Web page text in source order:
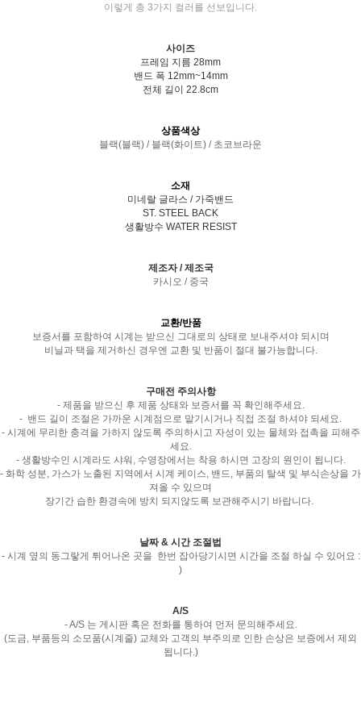
이렇게 총 3가지 컬러를 선보입니다.
사이즈
프레임 지름 28mm
밴드 폭 12mm~14mm
전체 길이 22.8cm
상품색상
블랙(블랙) / 블랙(화이트) / 초코브라운
소재
미네랄 글라스 / 가죽밴드
ST. STEEL BACK
생활방수 WATER RESIST
제조자 / 제조국
카시오 / 중국
교환/반품
보증서를 포함하여 시계는 받으신 그대로의 상태로 보내주셔야 되시며
비닐과 택을 제거하신 경우엔 교환 및 반품이 절대 불가능합니다.
구매전 주의사항
- 제품을 받으신 후 제품 상태와 보증서를 꼭 확인해주세요.
- 밴드 길이 조절은 가까운 시계점으로 맡기시거나 직접 조절 하셔야 되세요.
- 시계에 무리한 충격을 가하지 않도록 주의하시고 자성이 있는 물체와 접촉을 피해주
세요.
- 생활방수인 시계라도 샤워, 수영장에서는 착용 하시면 고장의 원인이 됩니다.
- 화학 성분, 가스가 노출된 지역에서 시계 케이스, 밴드, 부품의 탈색 및 부식손상을 가
져올 수 있으며
장기간 습한 환경속에 방치 되지않도록 보관해주시기 바랍니다.
날짜 & 시간 조절법
- 시계 옆의 동그랗게 튀어나온 곳을 한번 잡아당기시면 시간을 조절 하실 수 있어요 :
)
A/S
- A/S 는 게시판 혹은 전화를 통하여 먼저 문의해주세요.
(도금, 부품등의 소모품(시계줄) 교체와 고객의 부주의로 인한 손상은 보증에서 제외
됩니다.)